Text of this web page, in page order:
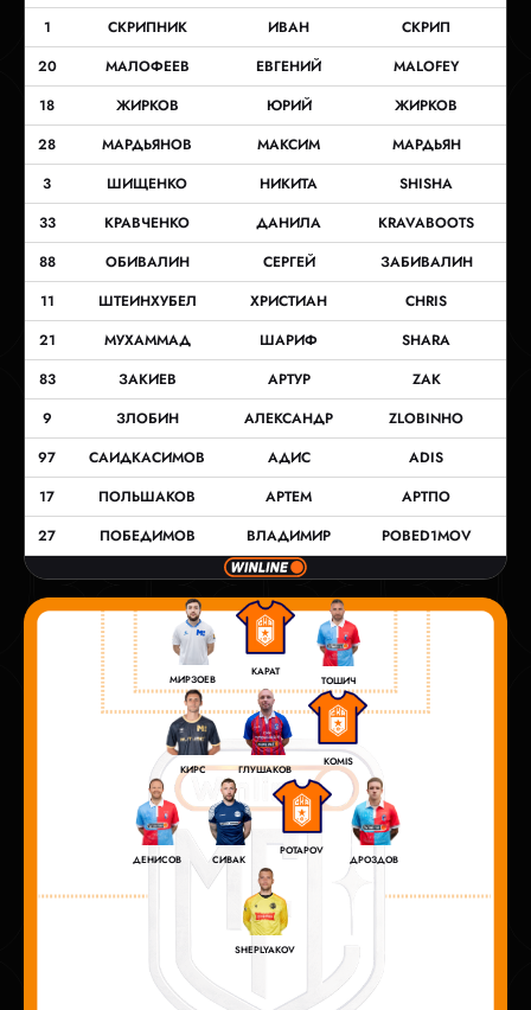
1
СКРИПНИК ИВАН
СКРИП
20
МАЛОФЕЕВ ЕВГЕНИЙ
MALOFEY
18
ЖИРКОВ ЮРИЙ
ЖИРКОВ
28
МАРДЬЯНОВ МАКСИМ
МАРДЬЯН
3
ШИЩЕНКО НИКИТА
SHISHA
33
КРАВЧЕНКО ДАНИЛА
KRAVABOOTS
88
ОБИВАЛИН СЕРГЕЙ
ЗАБИВАЛИН
11
ШТЕИНХУБЕЛ ХРИСТИАН
CHRIS
21
МУХАММАД ШАРИФ
SHARA
83
ЗАКИЕВ АРТУР
ZAK
9
ЗЛОБИН АЛЕКСАНДР
ZLOBINHO
97
САИДКАСИМОВ АДИС
ADIS
17
ПОЛЬШАКОВ АРТЕМ
АРТПО
27
ПОБЕДИМОВ ВЛАДИМИР POBED1MOV
МИРЗОЕВ
КАРАТ
ТОШИЧ
КИРС ГЛУШАКОВ
KOMIS
ДЕНИСОВ СИВАК
POTAPOV
ДРОЗДОВ
SHEPLYAKOV